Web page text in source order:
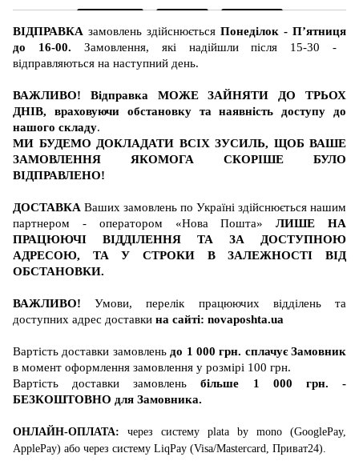
ВІДПРАВКА замовлень здійснюється Понеділок - П’ятниця
до 16-00. Замовлення, які надійшли після 15-30 -
відправляються на наступний день.
ВАЖЛИВО! Відправка МОЖЕ ЗАЙНЯТИ ДО ТРЬОХ
ДНІВ, враховуючи обстановку та наявність доступу до
нашого складу.
МИ БУДЕМО ДОКЛАДАТИ ВСІХ ЗУСИЛЬ, ЩОБ ВАШЕ
ЗАМОВЛЕННЯ ЯКОМОГА СКОРІШЕ БУЛО
ВІДПРАВЛЕНО!
ДОСТАВКА Ваших замовлень по Україні здійснюється нашим
партнером - оператором «Нова Пошта»ЛИШЕ НА
ПРАЦЮЮЧІ ВІДДІЛЕННЯ ТА ЗА ДОСТУПНОЮ
АДРЕСОЮ, ТА У СТРОКИ В ЗАЛЕЖНОСТІ ВІД
ОБСТАНОВКИ.
ВАЖЛИВО! Умови, перелік працюючих відділень та
доступних адрес доставки на сайті: novaposhta.ua
Вартість доставки замовлень до 1 000 грн. сплачує Замовник
в момент оформлення замовлення у розмірі 100 грн.
Вартість доставкизамовленьбільше 1 000 грн. -
БЕЗКОШТОВНО для Замовника.
ОНЛАЙН-ОПЛАТА: через систему plata by mono (GooglePay,
ApplePay) або через систему LiqPay (Visa/Mastercard , Приват24)